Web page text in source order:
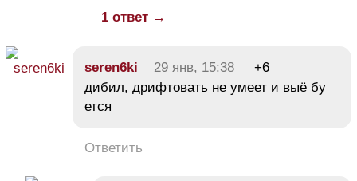
1 ответ →
seren6ki 29 янв, 15:38
+6
дибил, дрифтовать не умеет и выё бу
ется
Ответить